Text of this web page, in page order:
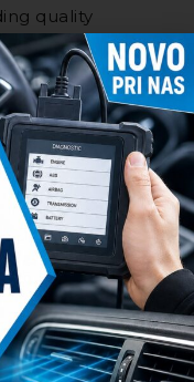
quality
since.
employs over
of
morali obiskati
strani in ustvaritev
se!